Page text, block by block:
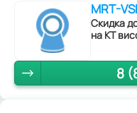
MRT-
Скидка
на КТ
8